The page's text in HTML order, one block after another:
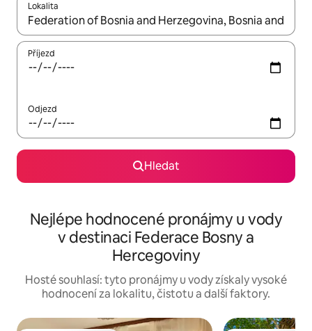
Lokalita
Až budou výsledky k dispozici, můžeš si je procházet pomocí
Příjezd
Odjezd
Hledat
Nejlépe hodnocené pronájmy u vody
v destinaci Federace Bosny a
Hercegoviny
Hosté souhlasí: tyto pronájmy u vody získaly vysoké
hodnocení za lokalitu, čistotu a další faktory.